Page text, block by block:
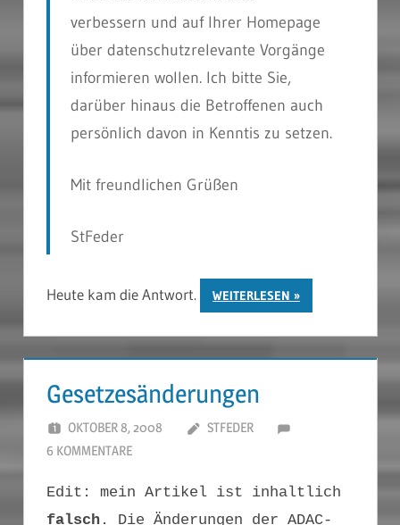
verbessern und auf Ihrer Homepage
über datenschutzrelevante Vorgänge
informieren wollen. Ich bitte Sie,
darüber hinaus die Betroffenen auch
persönlich davon in Kenntis zu setzen.
Mit freundlichen Grüßen
StFeder
Heute kam die Antwort. WEITERLESEN
Gesetzesänderungen
OKTOBER 8, 2008
STFEDER
6 KOMMENTARE
Edit: mein Artikel ist inhaltlich
falsch . Die Änderungen der ADAC-